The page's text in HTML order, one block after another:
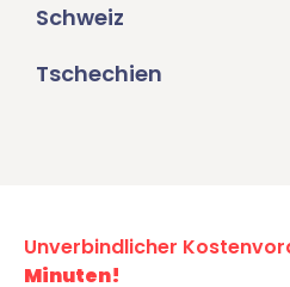
Schweiz
Tschechien
Unverbindlicher
Minuten!